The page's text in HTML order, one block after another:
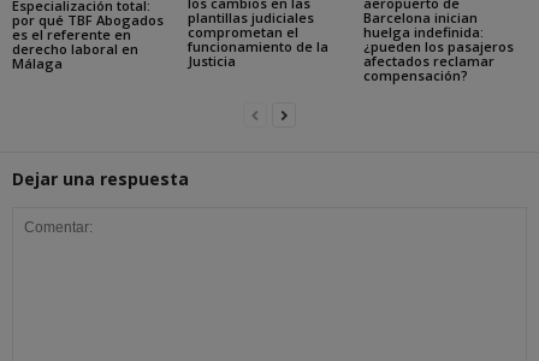
Especialización total:
por qué TBF Abogados
es el referente en
derecho laboral en
Málaga
plantillas judiciales
comprometan el
funcionamiento de la
Justicia
Barcelona inician
huelga indefinida:
¿pueden los pasajeros
afectados reclamar
compensación?
Dejar una respuesta